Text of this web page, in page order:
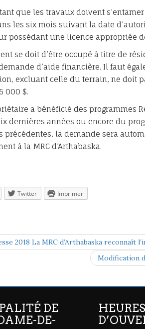
que les travaux doivent
les six mois suivant la date
possédant une licence appropriée
se doit d’être occupé à titre de
d’aide financière. Il faut
excluant celle du terrain, ne doit
000 $.
a bénéficié des programmes
dernières années ou encore du
précédentes, la demande sera
à la MRC d’Arthabaska.
Twitter Imprimer
2018 La MRC d’Arthabaska
Modification
DE
DE-
HEURES